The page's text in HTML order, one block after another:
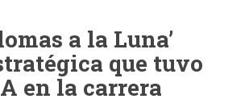
a la Luna’
que tuvo
en la carrera